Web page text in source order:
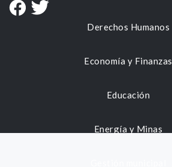
Derechos Humanos
Economía y Finanzas
Educación
Energía y Minas